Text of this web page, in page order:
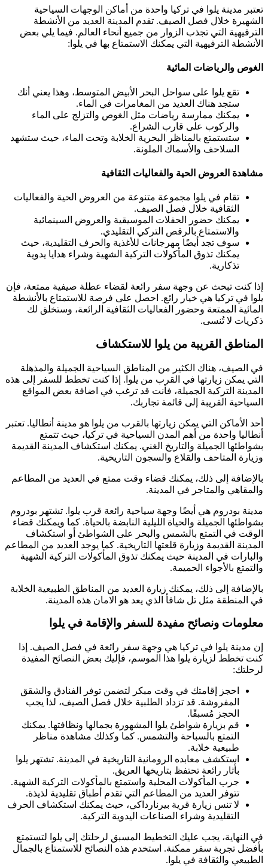
تعتبر مدينة يلوا في تركيا واحدة من أماكن الوجهات السياحية
الشهيرة خلال فصل الصيف. تقدم المدينة العديد من الأنشطة
الترفيهية التي تجذب الزوار من جميع أنحاء العالم. فيما يلي بعض
الأنشطة الترفيهية التي يمكنك الاستمتاع بها في يلوا:
الغوص والرياضات المائية
تقع يلوا على سواحل البحر الأبيض المتوسط، وهذا يعني أنك
ستجد هناك العديد من المغامرات في الماء.
يمكنك ممارسة رياضات مثل الغوص والتزلج على الماء
والركوب على قارب الشراع.
ستستمتع بالمناظر البحرية الخلابة وتحت الماء، حيث ستشهد
السلاحف والأسماك الملونة.
مشاهدة العروض الحية والفعاليات الثقافية
تقام في يلوا مجموعة متنوعة من العروض الحية والفعاليات
الثقافية خلال فصل الصيف.
يمكنك حضور الحفلات الموسيقية والعروض السينمائية
والاستمتاع بالرقص التركي التقليدي.
سوف تجد أيضًا مهرجانات للأغذية والحرف التقليدية، حيث
يمكنك تذوق المأكولات التركية الشهية وشراء هدايا يدوية
تذكارية.
إذا كنت تبحث عن وجهة سفر رائعة لقضاء عطلة صيفية ممتعة، فإن
يلوا في تركيا هي خيار رائع. احصل على فرصة للاستمتاع بالأنشطة
المائية الممتعة وحضور الفعاليات الثقافية الرائعة، وستخلق لك
ذكريات لا تُنسى.
المناطق القريبة من يلوا للاستكشاف
في الصيف، هناك الكثير من المناطق السياحية الجميلة والمذهلة
التي يمكن زيارتها في القرب من يلوا. إذا كنت تخطط للسفر إلى هذه
المدينة التركية الجميلة، فأنت قد ترغب في اضافة بعض المواقع
السياحية القريبة إلى قائمة تجاربك.
أحد الأماكن التي يمكن زيارتها بالقرب من يلوا هو مدينة أنطاليا. تعتبر
أنطاليا واحدة من أهم المدن السياحية في تركيا، حيث تتمتع
بشواطئها الجميلة والتاريخ الغني. يمكنك استكشاف المدينة القديمة
وزيارة المتاحف والقلاع والسجون التاريخية.
بالإضافة إلى ذلك، يمكنك قضاء وقت ممتع في العديد من المطاعم
والمقاهي والمتاجر في المدينة.
مدينة بودروم هي أيضًا وجهة سياحية رائعة قرب يلوا. تشتهر بودروم
بشواطئها الجميلة والحياة الليلية النابضة بالحياة. كما ويمكنك قضاء
الوقت في التمتع بالشمس والبحر على الشواطئ أو استكشاف
المدينة القديمة وزيارة قلعتها التاريخية. كما يوجد العديد من المطاعم
والبارات في المدينة حيث يمكنك تذوق المأكولات التركية الشهية
والتمتع بالأجواء الحميمة.
بالإضافة إلى ذلك، يمكنك زيارة العديد من المناطق الطبيعية الخلابة
في المنطقة مثل تل شافأ الذي يعد هو الامان هذه المدينة.
معلومات ونصائح مفيدة للسفر والإقامة في يلوا
إن مدينة يلوا في تركيا هي وجهة سفر رائعة في فصل الصيف. إذا
كنت تخطط لزيارة يلوا هذا الموسم، فإليك بعض النصائح المفيدة
لرحلتك:
احجز إقامتك في وقت مبكر لتضمن توفر الفنادق والشقق
المفروشة. قد تزداد الطلبية خلال فصل الصيف، لذا يجب
الحجز مُسبقًا.
قم بزيارة شواطئ يلوا المشهورة بجمالها ونظافتها. يمكنك
التمتع بالسباحة والتشمس. كما وكذلك مشاهدة مناظر
طبيعية خلابة.
استكشف معابده الرومانية التاريخية في المدينة. تشتهر يلوا
بأثار رائعة تحتفظ بتاريخها العريق.
جرب المأكولات المحلية واستمتع بالمأكولات التركية الشهية.
تتوفر العديد من المطاعم التي تقدم أطباق تقليدية لذيذة.
لا تنس زيارة قرية بيرنارداكي، حيث يمكنك استكشاف الحرف
التقليدية وشراء الصناعات اليدوية التركية.
في النهاية، يجب عليك التخطيط المسبق لرحلتك إلى يلوا لتستمتع
بأفضل تجربة سفر ممكنة. استخدم هذه النصائح للاستمتاع بالجمال
الطبيعي والثقافة في يلوا.